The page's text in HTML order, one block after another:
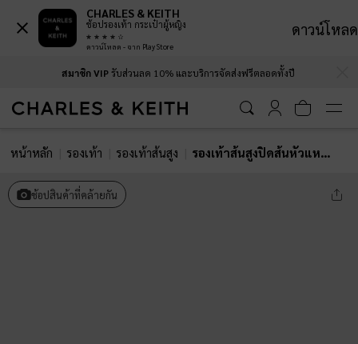
สมาชิก VIPรับส่วนลด 10% และบริการจัดส่งฟรีตลอดทั้งปี
หน้าหลัก รองเท้า รองเท้าส้นสูง รองเท้าส้นสูงปิดส้นหัวแหลมดีเทลงานสาน
ช้อปสินค้าที่คล้ายกัน
CHARLES & KEITH
ช้อปรองเท้า กระเป๋าผู้หญิง
ดาวน์โหลด - จาก Play Store
ดาวน์โหลด